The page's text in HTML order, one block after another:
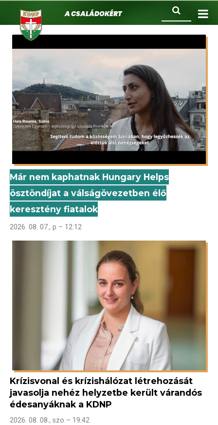
tartalomra
KDNPA családokért.
Már nem kaphatnak Hungary Helps
ösztöndíjat a válságövezetben élő
keresztény fiatalok
2026. 08. 07., p – 12:12
Krízisvonal és krízishálózat létrehozását
javasolja nehéz helyzetbe került várandós
édesanyáknak a KDNP
2026. 08. 08., szo – 19:42